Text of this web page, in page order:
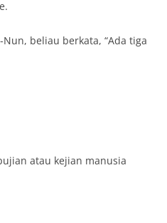
beliau berkata, “Ada tiga
atau kejian manusia